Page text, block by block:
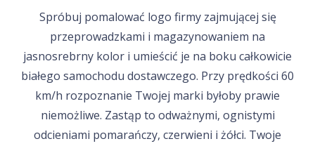
Spróbuj pomalować logo firmy zajmującej się
przeprowadzkami i magazynowaniem na
jasnosrebrny kolor i umieścić je na boku całkowicie
białego samochodu dostawczego. Przy prędkości 60
km/h rozpoznanie Twojej marki byłoby prawie
niemożliwe. Zastąp to odważnymi, ognistymi
odcieniami pomarańczy, czerwieni i żółci. Twoje